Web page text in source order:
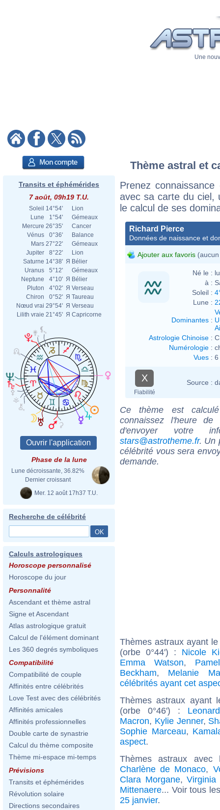
Une
Transits et éphémérides
7 août, 09h19 T.U.
Soleil 14°54'
Lion
Lune
1°54'
Gémeaux
Mercure 26°35'
Cancer
Vénus
0°36'
Balance
Mars 27°22'
Gémeaux
Jupiter
8°22'
Lion
Saturne 14°38' Я Bélier
Uranus
5°12'
Gémeaux
Neptune
4°10' Я Bélier
Pluton
4°02' Я Verseau
Chiron
0°52' Я Taureau
Nœud vrai 29°54' Я Verseau
Lilith vraie 21°45' Я Capricorne
Phase de la lune
Lune décroissante, 36.82%
Dernier croissant
Mer. 12 août 17h37 T.U.
Recherche de célébrité
Calculs astrologiques
Horoscope personnalisé
Horoscope du jour
Personnalité
Ascendant et thème astral
Signe et Ascendant
Atlas astrologique gratuit
Calcul de l'élément dominant
Les 360 degrés symboliques
Compatibilité
Compatibilité de couple
Affinités entre célébrités
Love Test avec des célébrités
Affinités amicales
Affinités professionnelles
Double carte de synastrie
Calcul du thème composite
Thème mi-espace mi-temps
Prévisions
Transits et éphémérides
Révolution solaire
Directions secondaires
Thème astral et
Prenez
avec sa carte du ciel,
le calcul de ses
Richard Pierce
Données de naissance et
Ajouter aux favoris
Né le :
à :
Soleil :
Lune :
Dominantes :
Astrologie Chinoise :
Numérologie :
Vues : 6
X
Fiabilité
Source :
Ce thème est
connaissez l'heure
d'envoyer votre
stars@astrotheme.fr. Un
célébrité vous sera
demande.
Thèmes astraux ayant
(orbe 0°44') : Nicole
Emma Watson,
Beckham, Melanie
célébrités ayant cet
Thèmes astraux ayant
(orbe 0°46') :
Macron, Kylie Jenner,
Sophie Marceau,
aspect.
Thèmes astraux
Charlène de Monaco,
Clara Morgane, Virginia
Mittenaere... Voir tous
25 janvier.